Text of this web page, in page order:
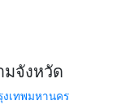
มจังหวัด
งเทพมหานคร